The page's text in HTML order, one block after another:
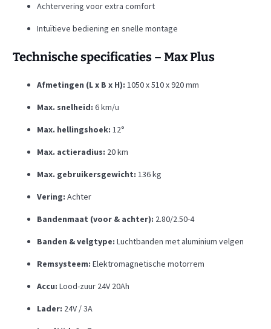
Achtervering voor extra comfort
Intuïtieve bediening en snelle montage
Technische specificaties – Max Plus
Afmetingen (L x B x H): 1050 x 510 x 920 mm
Max. snelheid: 6 km/u
Max. hellingshoek: 12°
Max. actieradius: 20 km
Max. gebruikersgewicht: 136 kg
Vering: Achter
Bandenmaat (voor & achter): 2.80/2.50-4
Banden & velgtype: Luchtbanden met aluminium velgen
Remsysteem: Elektromagnetische motorrem
Accu: Lood-zuur 24V 20Ah
Lader: 24V / 3A